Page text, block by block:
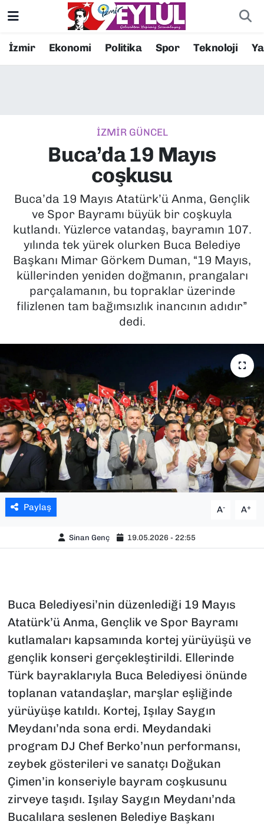
İzmir Ekonomi Politika Spor Teknoloji
İZMİR GÜNCEL
Buca’da 19 Mayıs
coşkusu
Buca’da 19 Mayıs Atatürk’ü Anma, Gençlik
ve Spor Bayramı büyük bir coşkuyla
kutlandı. Yüzlerce vatandaş, bayramın 107.
yılında tek yürek olurken Buca Belediye
Başkanı Mimar Görkem Duman, “19 Mayıs,
küllerinden yeniden doğmanın, prangaları
parçalamanın, bu topraklar üzerinde
filizlenen tam bağımsızlık inancının adıdır”
dedi.
Paylaş A- A+
Sinan Genç 19.05.2026 - 22:55
Buca Belediyesi’nin düzenlediği 19 Mayıs
Atatürk’ü Anma, Gençlik ve Spor Bayramı
kutlamaları kapsamında kortej yürüyüşü ve
gençlik konseri gerçekleştirildi. Ellerinde
Türk bayraklarıyla Buca Belediyesi önünde
toplanan vatandaşlar, marşlar eşliğinde
yürüyüşe katıldı. Kortej, Işılay Saygın
Meydanı’nda sona erdi. Meydandaki
program DJ Chef Berko’nun performansı,
zeybek gösterileri ve sanatçı Doğukan
Çimen’in konseriyle bayram coşkusunu
zirveye taşıdı. Işılay Saygın Meydanı’nda
Bucalılara seslenen Belediye Başkanı
Resmi İlanlar
EKONOMİ
KÜLTÜR SANAT
MAGAZİN
POLİTİKA
SAĞLIK
TEKNOLOJİ
YAŞAM
YEREL YÖNETİMLER
Konak Nöbetçi Eczaneler
Süper Lig Puan Durumu ve Fikstür
Tüm Manşetler
Son Dakika Haberleri
Haber Arşivi